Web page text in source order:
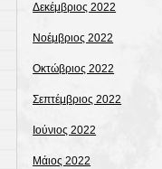
Δεκέμβριος 2022
Νοέμβριος 2022
Οκτώβριος 2022
Σεπτέμβριος 2022
Ιούνιος 2022
Μάιος 2022